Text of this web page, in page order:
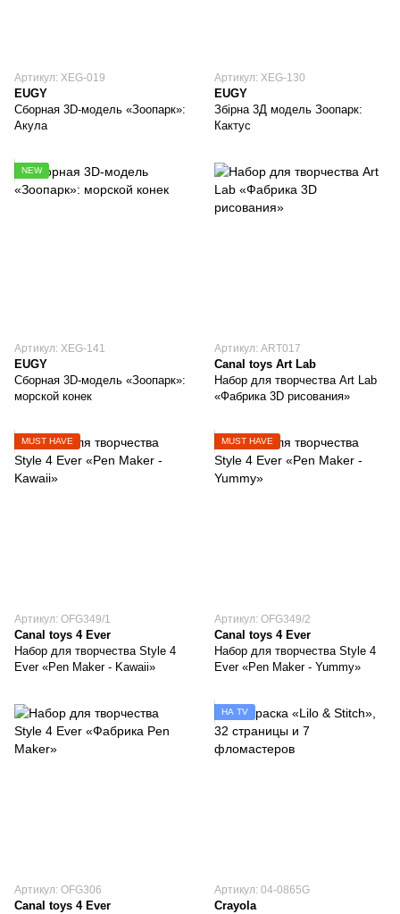
Артикул: XEG-019
EUGY
Сборная 3D-модель «Зоопарк»:
Акула
Артикул: XEG-130
EUGY
Збірна 3Д модель Зоопарк:
Кактус
NEW
Артикул: XEG-141
EUGY
Сборная 3D-модель «Зоопарк»:
морской конек
Артикул: ART017
Canal toys Art Lab
Набор для творчества Art Lab
«Фабрика 3D рисования»
MUST HAVE
Артикул: OFG349/1
Canal toys 4 Ever
Набор для творчества Style 4
Ever «Pen Maker - Kawaii»
MUST HAVE
Артикул: OFG349/2
Canal toys 4 Ever
Набор для творчества Style 4
Ever «Pen Maker - Yummy»
Артикул: OFG306
Canal toys 4 Ever
НА TV
Артикул: 04-0865G
Crayola